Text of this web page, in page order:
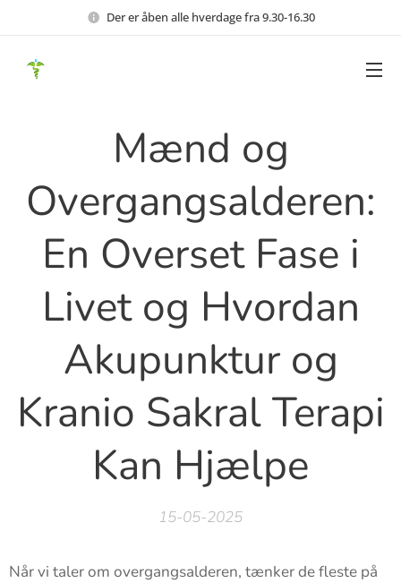
Der er åben alle hverdage fra 9.30-16.30
Mænd og
Overgangsalderen:
En Overset Fase i
Livet og Hvordan
Akupunktur og
Kranio Sakral Terapi
Kan Hjælpe
15-05-2025
Når vi taler om overgangsalderen, tænker de fleste på